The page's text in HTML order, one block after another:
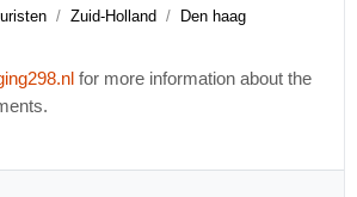
Zuid-Holland Den haag
for more information about the